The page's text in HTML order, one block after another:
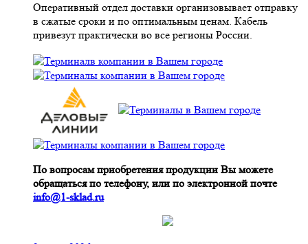
Оперативный отдел доставки организовывает отправку
в сжатые сроки и по оптимальным ценам. Кабель
привезут практически во все регионы России.
По вопросам приобретения продукции Вы можете
обращаться по телефону, или по электронной почте
info@1-sklad.ru